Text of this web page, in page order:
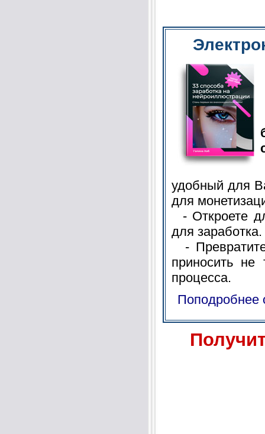
удобный для
для
- Откроете
для заработка.
-
приносить не
процесса.
Поподробнее